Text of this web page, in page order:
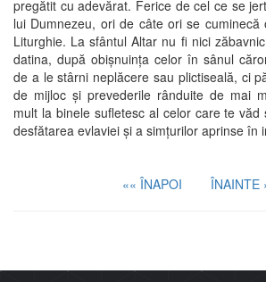
pregătit cu adevărat. Ferice de cel ce se
lui Dumnezeu, ori de câte ori se cuminecă
Liturghie. La sfântul Altar nu fi nici
datina, după obişnuinţa celor în sânul
de a le stârni neplăcere sau plictiseală, ci
de mijloc şi prevederile rânduite de mai
mult la binele sufletesc al celor care te văd
desfătarea evlaviei şi a simţurilor aprinse în
«« ÎNAPOI ÎNAINTE